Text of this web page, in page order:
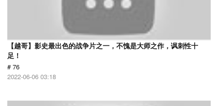
【越哥】影史最出色的战争片之一，不愧是大师之作，讽刺性十
足！
# 76
2022-06-06 03:18